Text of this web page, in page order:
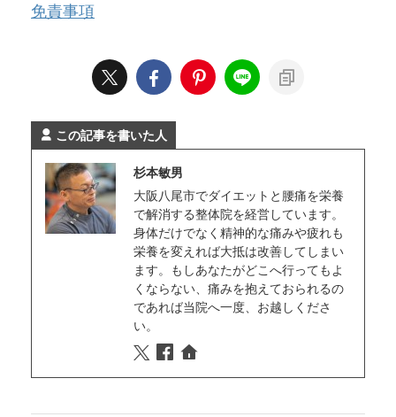
免責事項
この記事を書いた人
杉本敏男
大阪八尾市でダイエットと腰痛を栄養
で解消する整体院を経営しています。
身体だけでなく精神的な痛みや疲れも
栄養を変えれば大抵は改善してしまい
ます。もしあなたがどこへ行ってもよ
くならない、痛みを抱えておられるの
であれば当院へ一度、お越しくださ
い。